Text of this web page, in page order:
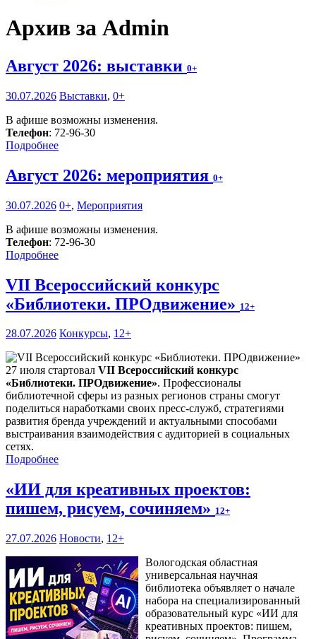
Архив за Admin
Август 2026: выставки 0+
30.07.2026 Выставки, 0+
В афише возможны изменения.
Телефон: 72-96-30
Подробнее
Август 2026: мероприятия 0+
30.07.2026 0+, Мероприятия
В афише возможны изменения.
Телефон: 72-96-30
Подробнее
VII Всероссийский конкурс
«Библиотеки. ПРОдвижение» 12+
28.07.2026 Конкурсы, 12+
27 июля стартовал VII Всероссийский конкурс
«Библиотеки. ПРОдвижение». Профессионалы
библиотечной сферы из разных регионов страны смогут
поделиться наработками своих пресс-служб, стратегиями
развития бренда учреждений и актуальными способами
выстраивания взаимодействия с аудиторией в социальных
сетях.
Подробнее
«ИИ для креативных проектов:
пишем, рисуем, сочиняем» 12+
27.07.2026 Новости, 12+
Вологодская областная
универсальная научная
библиотека объявляет о начале
набора на специализированный
образовательный курс «ИИ для
креативных проектов: пишем,